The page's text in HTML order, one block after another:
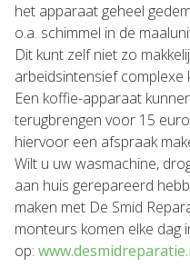
het apparaat geheel
o.a. schimmel in de
Dit kunt zelf niet zo
arbeidsintensief complexe
Een koffie-apparaat
terugbrengen voor 15
hiervoor een afspraak
Wilt u uw wasmachine,
aan huis gerepareerd
maken met De Smid
monteurs komen elke dag
op: